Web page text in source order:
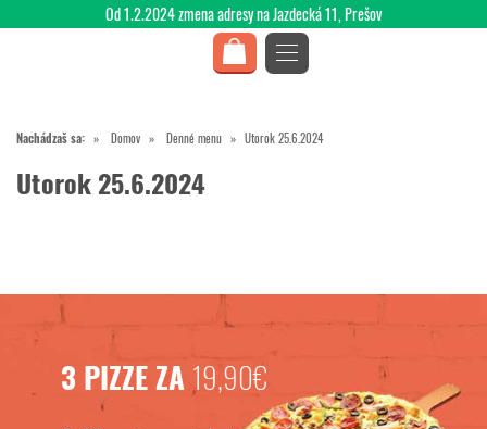
Nachádzaš sa: Domov Denné menu Utorok 25.6.2024
Utorok 25.6.2024
3 PIZZE ZA 19,90€
Od 1.2.2024 zmena adresy na Jazdecká 11, Prešov